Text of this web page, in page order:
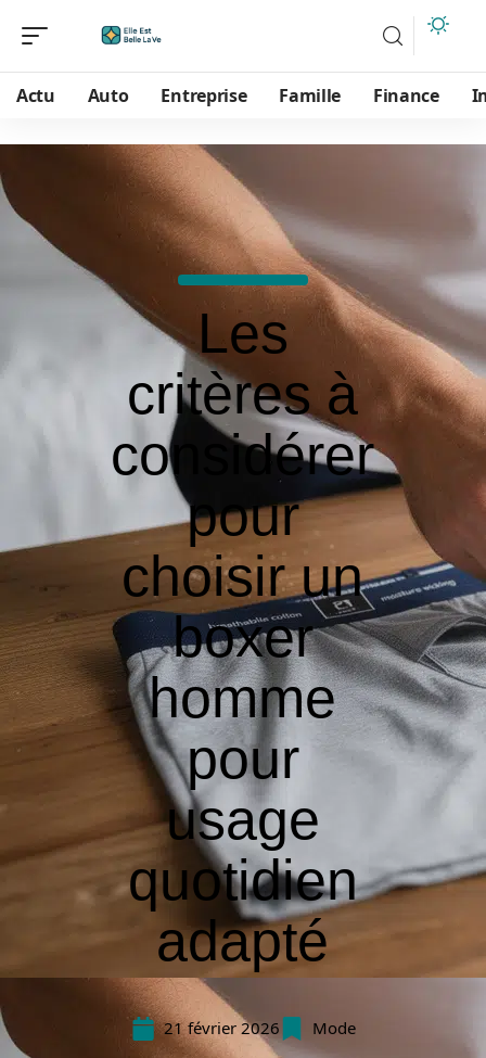
Actu Auto Entreprise Famille Finance
Les
critères à
considérer
pour
choisir un
boxer
homme
pour
usage
quotidien
adapté
21 février 2026 Mode